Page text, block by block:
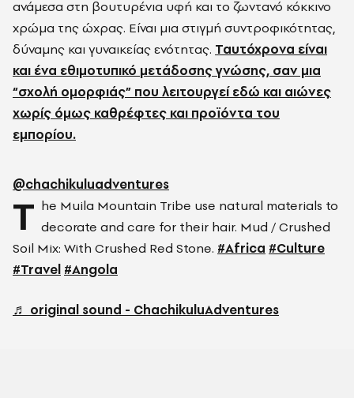
ανάμεσα στη βουτυρένια υφή και το ζωντανό κόκκινο
χρώμα της ώχρας. Είναι μια στιγμή συντροφικότητας,
δύναμης και γυναικείας ενότητας. Ταυτόχρονα είναι
και ένα εθιμοτυπικό μετάδοσης γνώσης, σαν μια
“σχολή ομορφιάς” που λειτουργεί εδώ και αιώνες
χωρίς όμως καθρέφτες και προϊόντα του
εμπορίου.
@chachikuluadventures
T he Muila Mountain Tribe use natural materials to
decorate and care for their hair. Mud / Crushed
Soil Mix: With Crushed Red Stone. #Africa #Culture
#Travel #Angola
♬ original sound - ChachikuluAdventures